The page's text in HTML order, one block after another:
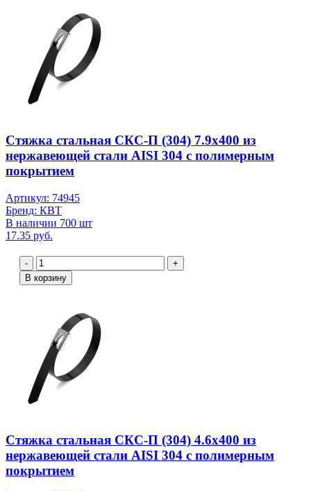
Стяжка стальная СКС-П (304) 7.9х400 из
нержавеющей стали AISI 304 с полимерным
покрытием
Артикул: 74945
Бренд: КВТ
В наличии 700 шт
17.35 руб.
-
+
В корзину
Стяжка стальная СКС-П (304) 4.6х400 из
нержавеющей стали AISI 304 с полимерным
покрытием